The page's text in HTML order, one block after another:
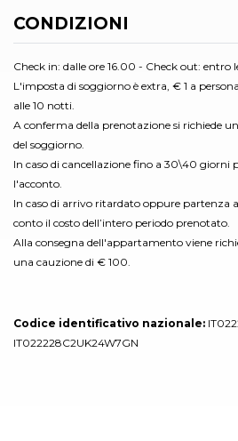
CONDIZIONI
Check in: dalle ore 16.00 - Check out: entro
L'imposta di soggiorno è extra, € 1 a
alle 10 notti.
A conferma della prenotazione si richiede
del soggiorno.
In caso di cancellazione fino a 30\40 giorni
l'acconto.
In caso di arrivo ritardato oppure partenza
conto il costo dell’intero periodo prenotato.
Alla consegna dell'appartamento viene
una cauzione di € 100.
Codice identificativo nazionale:
IT022228C2UK24W7GN